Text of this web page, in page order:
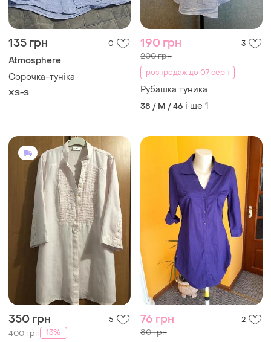
135 грн 0
Atmosphere
Сорочка-туніка
XS-S
190 грн 3
200 грн
розпродаж до 07 серп
Рубашка туника
38 / M / 46 і ще 1
350 грн 5
400 грн -13%
76 грн 2
80 грн